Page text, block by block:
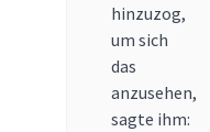
hinzuzog,
um sich
das
anzusehen,
sagte ihm: